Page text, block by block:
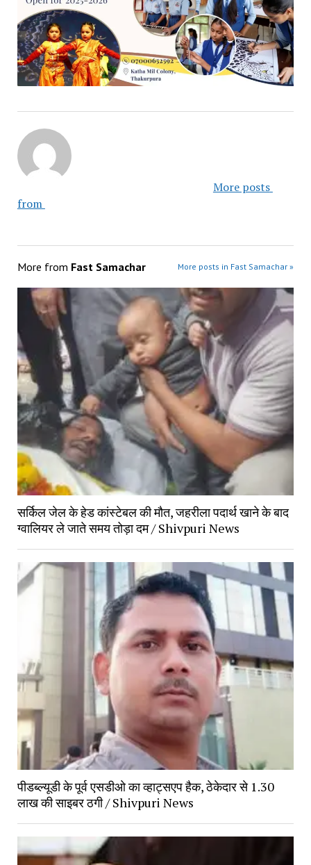
More from Fast Samachar More posts in Fast Samachar »
सर्किल जेल के हेड कांस्टेबल की मौत, जहरीला पदार्थ खाने के बाद
ग्वालियर ले जाते समय तोड़ा दम / Shivpuri News
पीडब्ल्यूडी के पूर्व एसडीओ का व्हाट्सएप हैक, ठेकेदार से 1.30
लाख की साइबर ठगी / Shivpuri News